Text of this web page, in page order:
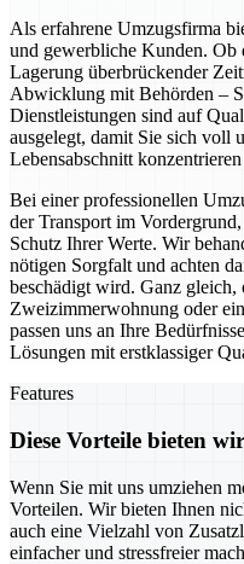
Als erfahrene Umzugsfirma
und gewerbliche Kunden. Ob
Lagerung überbrückender
Abwicklung mit Behörden –
Dienstleistungen sind auf
ausgelegt, damit Sie sich voll
Lebensabschnitt
Bei einer professionellen
der Transport im
Schutz Ihrer Werte. Wir
nötigen Sorgfalt und achten
beschädigt wird. Ganz gleich,
Zweizimmerwohnung oder
passen uns an Ihre
Lösungen mit erstklassiger
Features
Diese Vorteile bieten
Wenn Sie mit uns umziehen
Vorteilen. Wir bieten Ihnen
auch eine Vielzahl von
einfacher und stressfreier